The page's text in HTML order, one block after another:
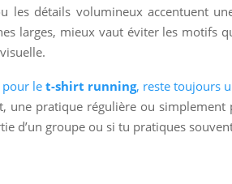
les détails volumineux accentuent
larges, mieux vaut éviter les motifs
le t-shirt running, reste toujours
une pratique régulière ou
d’un groupe ou si tu pratiques